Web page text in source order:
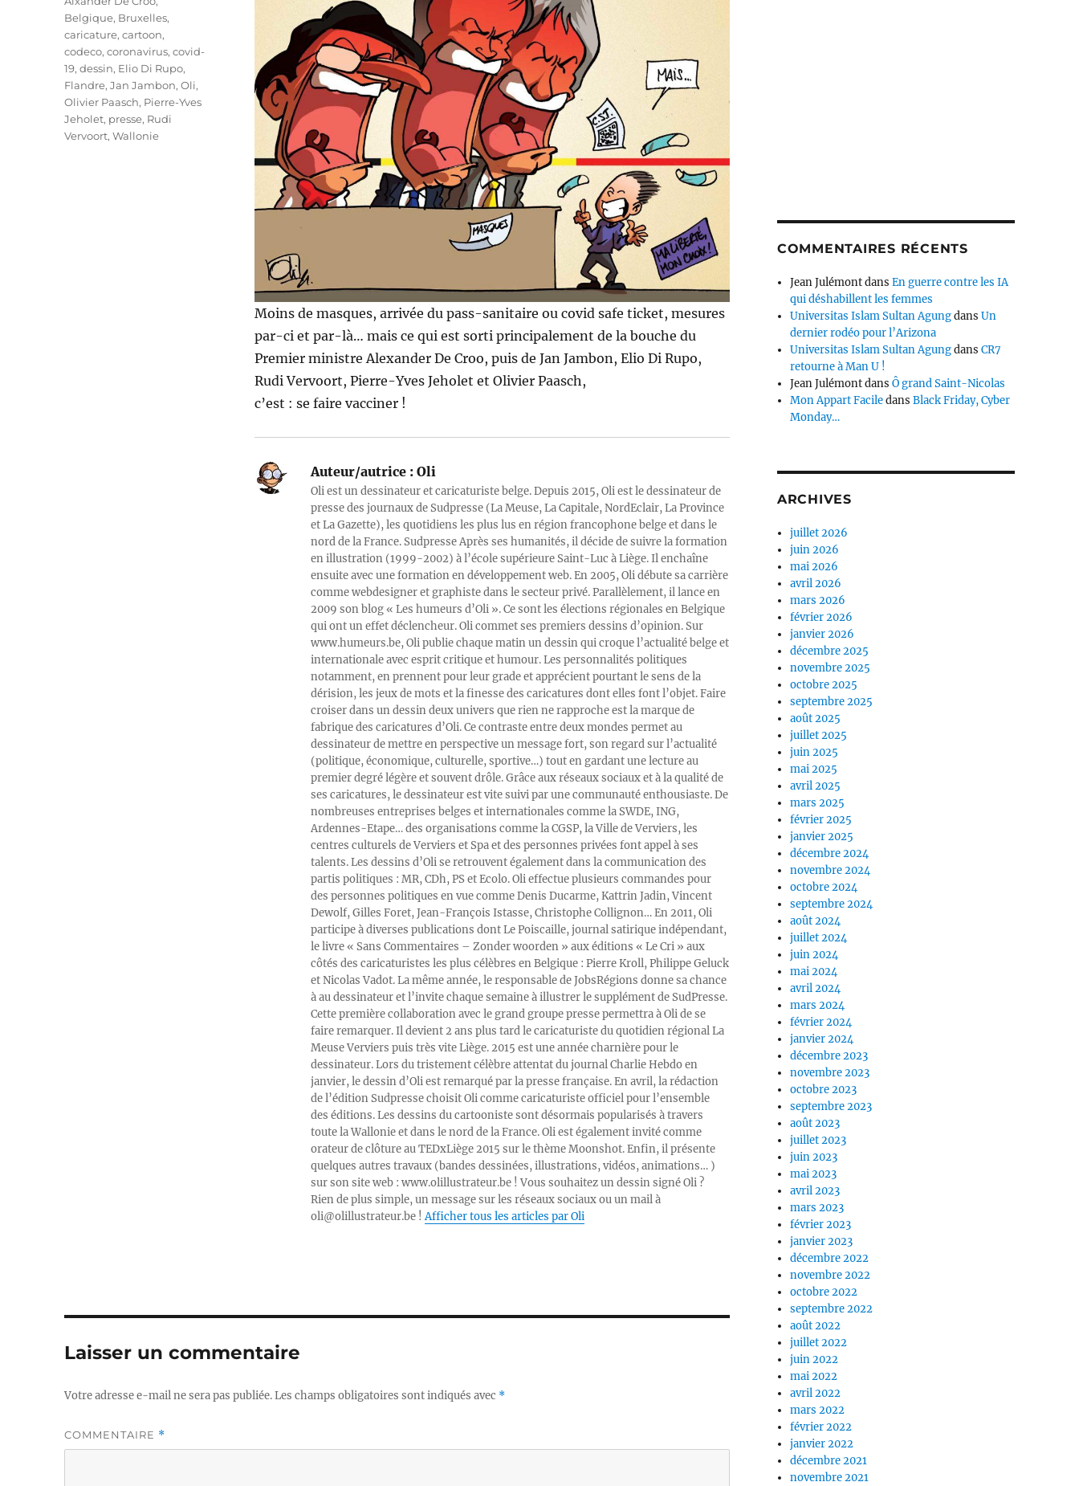
Moins de masques, arrivée du pass-sanitaire ou covid safe ticket, mesures
par-ci et par-là… mais ce qui est sorti principalement de la bouche du
Premier ministre Alexander De Croo, puis de Jan Jambon, Elio Di Rupo,
Rudi Vervoort, Pierre-Yves Jeholet et Olivier Paasch,
c’est : se faire vacciner !
Auteur/autrice :Oli
Oli est un dessinateur et caricaturiste belge. Depuis 2015, Oli est le dessinateur de
presse des journaux de Sudpresse (La Meuse, La Capitale, NordEclair, La Province
et La Gazette), les quotidiens les plus lus en région francophone belge et dans le
nord de la France. Sudpresse Après ses humanités, il décide de suivre la formation
en illustration (1999-2002) à l’école supérieure Saint-Luc à Liège. Il enchaîne
ensuite avec une formation en développement web. En 2005, Oli débute sa carrière
comme webdesigner et graphiste dans le secteur privé. Parallèlement, il lance en
2009 son blog « Les humeurs d’Oli ». Ce sont les élections régionales en Belgique
qui ont un effet déclencheur. Oli commet ses premiers dessins d’opinion. Sur
www.humeurs.be, Oli publie chaque matin un dessin qui croque l’actualité belge et
internationale avec esprit critique et humour. Les personnalités politiques
notamment, en prennent pour leur grade et apprécient pourtant le sens de la
dérision, les jeux de mots et la finesse des caricatures dont elles font l’objet. Faire
croiser dans un dessin deux univers que rien ne rapproche est la marque de
fabrique des caricatures d’Oli. Ce contraste entre deux mondes permet au
dessinateur de mettre en perspective un message fort, son regard sur l’actualité
(politique, économique, culturelle, sportive…) tout en gardant une lecture au
premier degré légère et souvent drôle. Grâce aux réseaux sociaux et à la qualité de
ses caricatures, le dessinateur est vite suivi par une communauté enthousiaste. De
nombreuses entreprises belges et internationales comme la SWDE, ING,
Ardennes-Etape… des organisations comme la CGSP, la Ville de Verviers, les
centres culturels de Verviers et Spa et des personnes privées font appel à ses
talents. Les dessins d’Oli se retrouvent également dans la communication des
partis politiques : MR, CDh, PS et Ecolo. Oli effectue plusieurs commandes pour
des personnes politiques en vue comme Denis Ducarme, Kattrin Jadin, Vincent
Dewolf, Gilles Foret, Jean-François Istasse, Christophe Collignon… En 2011, Oli
participe à diverses publications dont Le Poiscaille, journal satirique indépendant,
le livre « Sans Commentaires – Zonder woorden » aux éditions « Le Cri » aux
côtés des caricaturistes les plus célèbres en Belgique : Pierre Kroll, Philippe Geluck
et Nicolas Vadot. La même année, le responsable de JobsRégions donne sa chance
à au dessinateur et l’invite chaque semaine à illustrer le supplément de SudPresse.
Cette première collaboration avec le grand groupe presse permettra à Oli de se
faire remarquer. Il devient 2 ans plus tard le caricaturiste du quotidien régional La
Meuse Verviers puis très vite Liège. 2015 est une année charnière pour le
dessinateur. Lors du tristement célèbre attentat du journal Charlie Hebdo en
janvier, le dessin d’Oli est remarqué par la presse française. En avril, la rédaction
de l’édition Sudpresse choisit Oli comme caricaturiste officiel pour l’ensemble
des éditions. Les dessins du cartooniste sont désormais popularisés à travers
toute la Wallonie et dans le nord de la France. Oli est également invité comme
orateur de clôture au TEDxLiège 2015 sur le thème Moonshot. Enfin, il présente
quelques autres travaux (bandes dessinées, illustrations, vidéos, animations… )
sur son site web : www.olillustrateur.be ! Vous souhaitez un dessin signé Oli ?
Rien de plus simple, un message sur les réseaux sociaux ou un mail à
oli@olillustrateur.be !Afficher tous les articles par Oli
Belgique, Bruxelles,
caricature,cartoon,
codeco,coronavirus,covid-
19,dessin, Elio Di Rupo,
Flandre,Jan Jambon,Oli,
Olivier Paasch, Pierre-Yves
Jeholet, presse, Rudi
Vervoort,Wallonie
Laisser un commentaire
Votre adresse e-mail ne sera pas publiée.Les champs obligatoires sont indiqués avec *
COMMENTAIRE *
COMMENTAIRES RÉCENTS
Jean JulémontdansEn guerre contre les IA
qui déshabillent les femmes
Universitas Islam Sultan AgungdansUn
dernier rodéo pour l’Arizona
Universitas Islam Sultan AgungdansCR7
retourne à Man U !
Jean JulémontdansÔ grand Saint-Nicolas
Mon Appart FaciledansBlack Friday, Cyber
Monday…
ARCHIVES
juillet 2026
juin 2026
mai 2026
avril 2026
mars 2026
février 2026
janvier 2026
décembre 2025
novembre 2025
octobre 2025
septembre 2025
août 2025
juillet 2025
juin 2025
mai 2025
avril 2025
mars 2025
février 2025
janvier 2025
décembre 2024
novembre 2024
octobre 2024
septembre 2024
août 2024
juillet 2024
juin 2024
mai 2024
avril 2024
mars 2024
février 2024
janvier 2024
décembre 2023
novembre 2023
octobre 2023
septembre 2023
août 2023
juillet 2023
juin 2023
mai 2023
avril 2023
mars 2023
février 2023
janvier 2023
décembre 2022
novembre 2022
octobre 2022
septembre 2022
août 2022
juillet 2022
juin 2022
mai 2022
avril 2022
mars 2022
février 2022
janvier 2022
décembre 2021
novembre 2021